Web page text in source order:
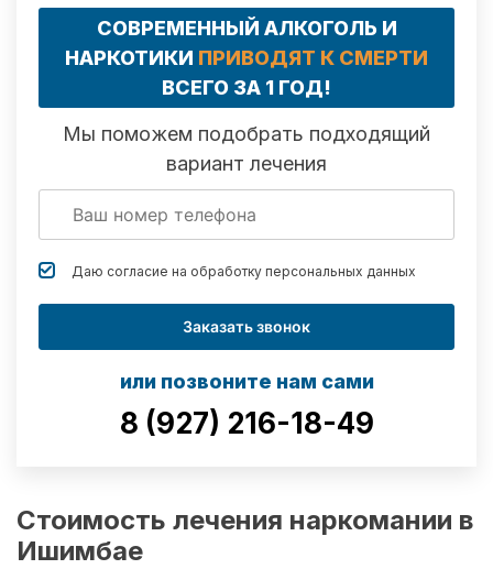
СОВРЕМЕННЫЙ АЛКОГОЛЬ И
НАРКОТИКИ ПРИВОДЯТ К СМЕРТИ
ВСЕГО ЗА 1 ГОД!
Мы поможем подобрать подходящий
вариант лечения
Даю согласие на обработку персональных данных
Заказать звонок
или позвоните нам сами
8 (927) 216-18-49
Стоимость лечения наркомании в
Ишимбае